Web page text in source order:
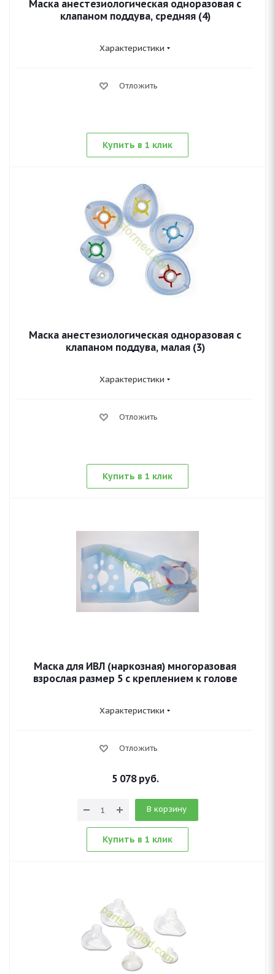
Маска анестезиологическая одноразовая с
клапаном поддува, средняя (4)
Характеристики
Отложить
Купить в 1 клик
Маска анестезиологическая одноразовая с
клапаном поддува, малая (3)
Характеристики
Отложить
Купить в 1 клик
Маска для ИВЛ (наркозная) многоразовая
взрослая размер 5 с креплением к голове
Характеристики
Отложить
5 078руб.
В корзину
Купить в 1 клик